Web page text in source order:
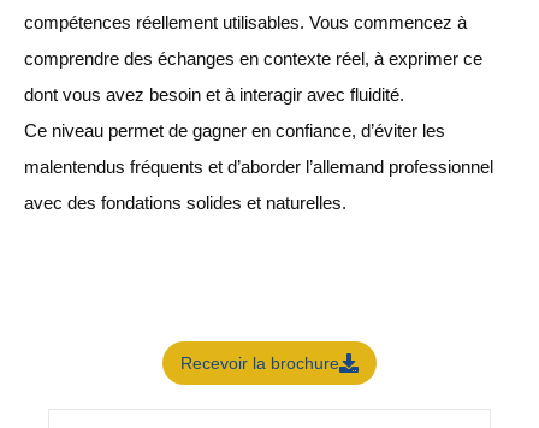
compétences réellement utilisables. Vous commencez à
comprendre des échanges en contexte réel, à exprimer ce
dont vous avez besoin et à interagir avec fluidité.
Ce niveau permet de gagner en confiance, d’éviter les
malentendus fréquents et d’aborder l’allemand professionnel
avec des fondations solides et naturelles.
Recevoir la brochure